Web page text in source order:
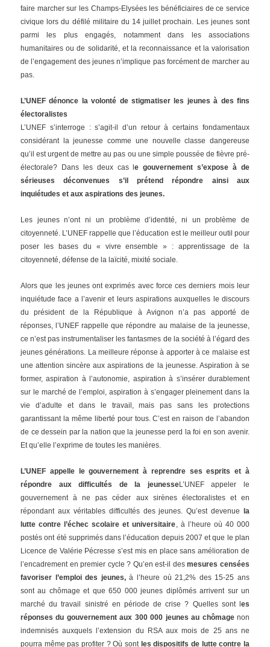
faire marcher sur les Champs-Elysées les bénéficiaires de ce service
civique lors du défilé militaire du 14 juillet prochain. Les jeunes sont
parmi les plus engagés, notamment dans les associations
humanitaires ou de solidarité, et la reconnaissance et la valorisation
de l’engagement des jeunes n’implique pas forcément de marcher au
pas.
L’UNEF dénonce la volonté de stigmatiser les jeunes à des fins
électoralistes
L’UNEF s’interroge : s’agit-il d’un retour à certains fondamentaux
considérant la jeunesse comme une nouvelle classe dangereuse
qu’il est urgent de mettre au pas ou une simple poussée de fièvre pré-
électorale? Dans les deux cas le gouvernement s’expose à de
sérieuses déconvenues s’il prétend répondre ainsi aux
inquiétudes et aux aspirations des jeunes.
Les jeunes n’ont ni un problème d’identité, ni un problème de
citoyenneté. L’UNEF rappelle que l’éducation est le meilleur outil pour
poser les bases du « vivre ensemble » : apprentissage de la
citoyenneté, défense de la laïcité, mixité sociale.
Alors que les jeunes ont exprimés avec force ces derniers mois leur
inquiétude face a l’avenir et leurs aspirations auxquelles le discours
du président de la République à Avignon n’a pas apporté de
réponses, l’UNEF rappelle que répondre au malaise de la jeunesse,
ce n’est pas instrumentaliser les fantasmes de la société à l’égard des
jeunes générations. La meilleure réponse à apporter à ce malaise est
une attention sincère aux aspirations de la jeunesse. Aspiration à se
former, aspiration à l’autonomie, aspiration à s’insérer durablement
sur le marché de l’emploi, aspiration à s’engager pleinement dans la
vie d’adulte et dans le travail, mais pas sans les protections
garantissant la même liberté pour tous. C’est en raison de l’abandon
de ce dessein par la nation que la jeunesse perd la foi en son avenir.
Et qu’elle l’exprime de toutes les manières.
L’UNEF appelle le gouvernement à reprendre ses esprits et à
répondre aux difficultés de la jeunesseL’UNEF appeler le
gouvernement à ne pas céder aux sirènes électoralistes et en
répondant aux véritables difficultés des jeunes. Qu’est devenue
la
lutte contre l’échec scolaire et universitaire, à l’heure où 40 000
postés ont été supprimés dans l’éducation depuis 2007 et que le plan
Licence de Valérie Pécresse s’est mis en place sans amélioration de
l’encadrement en premier cycle ? Qu’en est-il desmesures censées
favoriser l’emploi des jeunes,à l’heure où 21,2% des 15-25 ans
sont au chômage et que 650 000 jeunes diplômés arrivent sur un
marché du travail sinistré en période de crise ? Quelles sont l es
réponses du gouvernement aux 300 000 jeunes au chômagenon
indemnisés auxquels l’extension du RSA aux mois de 25 ans ne
pourra même pas profiter ? Où sont les dispositifs de lutte contre la